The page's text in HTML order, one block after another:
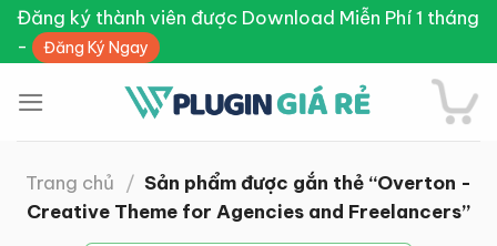
Skip
content
Đăng ký thành viên được Download Miễn Phí 1 tháng
-
Đăng Ký Ngay
Trang chủ / Sản phẩm được gắn thẻ “Overton -
Creative Theme for Agencies and Freelancers”